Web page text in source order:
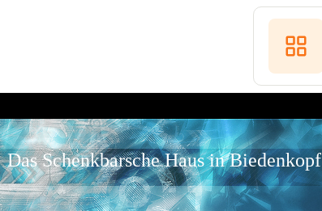
Das Schenkbarsche Haus in Biedenkopf